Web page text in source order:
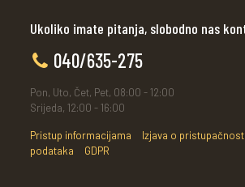
Ukoliko imate pitanja, slobodno nas
040/635-275
Pon, Uto, Čet, Pet, 08:00 - 12:00
Srijeda, 12:00 - 16:00
Pristup informacijama Izjava o pristupačnosti
podataka
GDPR